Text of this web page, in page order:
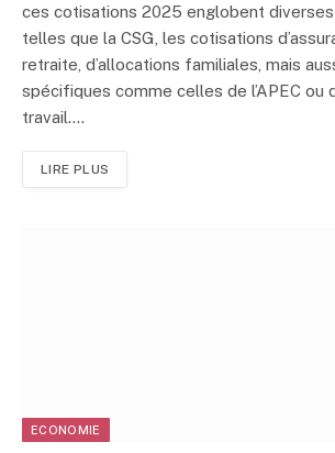
ces cotisations 2025 englobent
telles que la CSG, les cotisations
retraite, d’allocations familiales, mais
spécifiques comme celles de l’APEC ou
travail.…
LIRE PLUS
ECONOMIE